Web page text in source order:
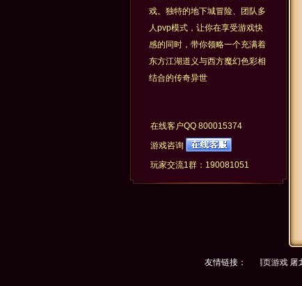
戏。独特的地下城冒险、团队多
人pvp模式，让你在享受游戏快
感的同时，带你领略一个充满着
东方江湖道义与西方魔幻色彩相
结合的传奇异世
在线客户QQ 800015374
游戏咨询
玩家交流1群：190081051
友情链接：
甘蔗开服表 887g网页游戏 屠龙传说